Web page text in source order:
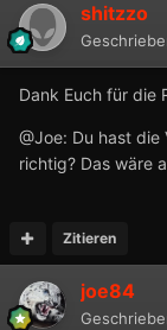
shitzzo
Dank Euch für die
@Joe: Du hast die
richtig? Das wäre
Zitieren
joe84